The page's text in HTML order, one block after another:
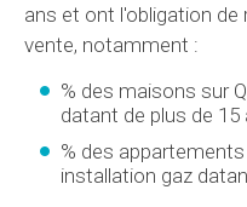
ans et ont l'obligation de
vente, notamment :
% des maisons sur
datant de plus de 15
% des
installation gaz